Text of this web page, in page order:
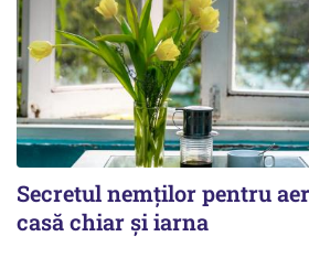
Secretul nemților pentru
casă chiar și iarna